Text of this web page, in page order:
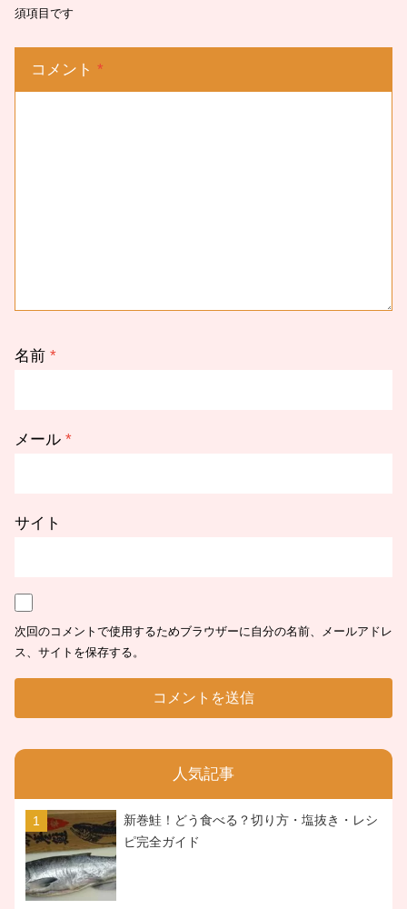
須項目です
コメント *
名前 *
メール *
サイト
次回のコメントで使用するためブラウザーに自分の名前、メールアドレ
ス、サイトを保存する。
人気記事
新巻鮭！どう食べる？切り方・塩抜き・レシ
ピ完全ガイド